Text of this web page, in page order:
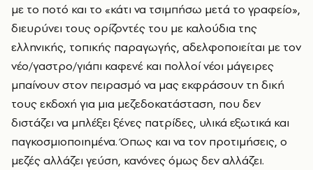
με το ποτό και το «κάτι να τσιμπήσω μετά το γραφείο»,
διευρύνει τους ορίζοντές του με καλούδια της
ελληνικής, τοπικής παραγωγής, αδελφοποιείται με τον
νέο/γαστρο/γιάπι καφενέ και πολλοί νέοι μάγειρες
μπαίνουν στον πειρασμό να μας εκφράσουν τη δική
τους εκδοχή για μια μεζεδοκατάσταση, που δεν
διστάζει να μπλέξει ξένες πατρίδες, υλικά εξωτικά και
παγκοσμιοποιημένα. Όπως και να τον προτιμήσεις, ο
μεζές αλλάζει γεύση, κανόνες όμως δεν αλλάζει.